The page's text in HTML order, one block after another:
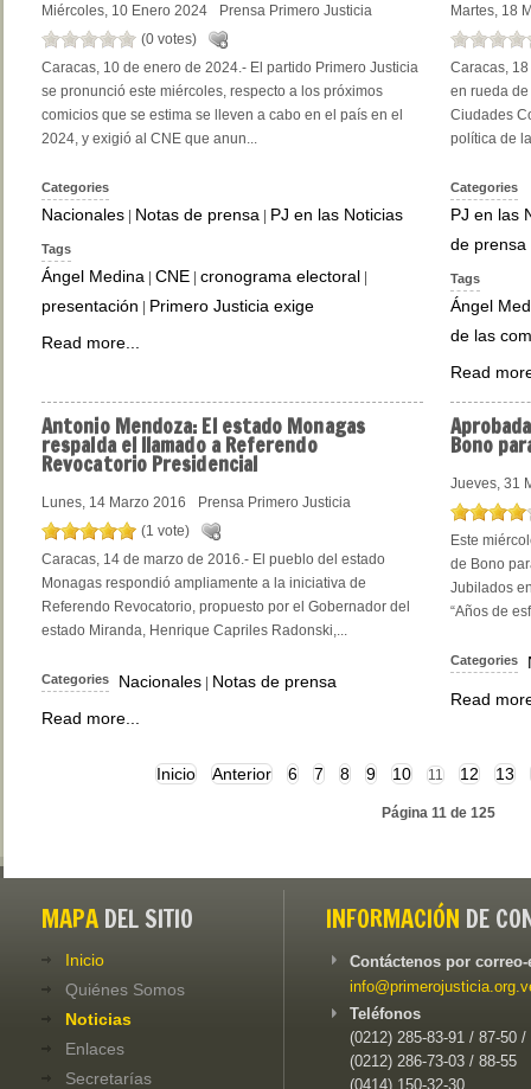
Miércoles, 10 Enero 2024
Prensa Primero Justicia
(0 votes)
Caracas, 10 de enero de 2024.- El partido Primero Justicia
se pronunció este miércoles, respecto a los próximos
comicios que se estima se lleven a cabo en el país en el
2024, y exigió al CNE que anun...
Categories
Nacionales | Notas de prensa | PJ en las Noticias
Tags
Ángel Medina | CNE | cronograma electoral |
presentación | Primero Justicia exige
Read more...
Martes, 18
Caracas,
en rueda
Ciudades
política de
Categories
PJ en las
de prensa
Tags
Ángel
de las
Read
AntonioMendoza: El estado Monagas
respalda el llamado a Referendo
Revocatorio Presidencial
Lunes, 14 Marzo 2016
Prensa Primero Justicia
(1 vote)
Caracas, 14 de marzo de 2016.- El pueblo del estado
Monagas respondió ampliamente a la iniciativa de
Referendo Revocatorio, propuesto por el Gobernador del
estado Miranda, Henrique Capriles Radonski,...
Categories Nacionales
Notas de prensa
Read more...
Aprobada
Bono
Jueves, 31
Este
de Bono
Jubilados
“Años de
Categories
Read
Inicio Anterior 6 7 8 9 10 11 12 13
Página 11 de 125
MAPA DEL SITIO
Inicio
Quiénes Somos
Noticias
Enlaces
Secretarías
INFORMACIÓN DE
Contáctenos por
Teléfonos
(0212) 285-83-91 / 87-50 /
(0212) 286-73-03 / 88-55
(0414) 150-32-30